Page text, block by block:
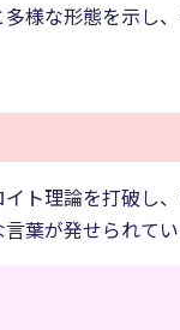
な形態を示し
ト理論を打破し
葉が発せられて